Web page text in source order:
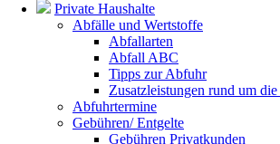
Private Haushalte
Abfälle und Wertstoffe
Abfallarten
Abfall ABC
Tipps zur Abfuhr
Zusatzleistungen rund um
Abfuhrtermine
Gebühren/ Entgelte
Gebühren Privatkunden